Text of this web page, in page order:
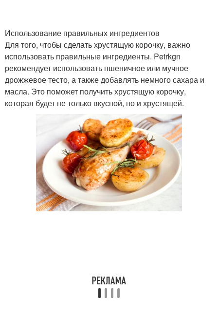
Использование правильных ингредиентов
Для того, чтобы сделать хрустящую корочку, важно
использовать правильные ингредиенты. Petrkgn
рекомендует использовать пшеничное или мучное
дрожжевое тесто, а также добавлять немного сахара и
масла. Это поможет получить хрустящую корочку,
которая будет не только вкусной, но и хрустящей.